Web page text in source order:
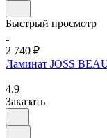
Быстрый просмотр
2 740 ₽
Ламинат JOSS
4.9
Заказать